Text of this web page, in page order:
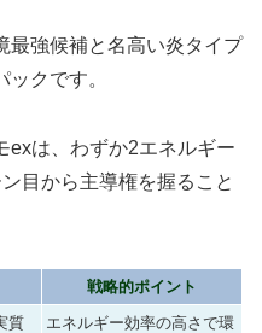
最強候補と名高い炎タイプ
クです。
exは、わずか2エネルギー
目から主導権を握ること
戦略的ポイント
質
エネルギー効率の高さで環